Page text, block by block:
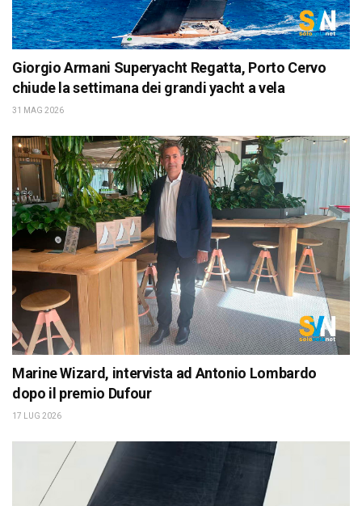
Giorgio Armani Superyacht Regatta, Porto Cervo
chiude la settimana dei grandi yacht a vela
31 MAG 2026
Marine Wizard, intervista ad Antonio Lombardo
dopo il premio Dufour
17 LUG 2026